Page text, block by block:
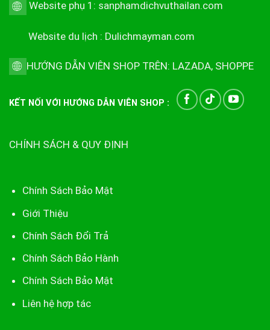
Website phụ 1: sanphamdichvuthailan.com
Website du lịch : Dulichmayman.com
HƯỚNG DẪN VIÊN SHOP TRÊN: LAZADA, SHOPPE
KẾT NỐI VỚI HƯỚNG DẪN VIÊN SHOP :
CHÍNH SÁCH & QUY ĐỊNH
Chính Sách Bảo Mật
Giới Thiệu
Chính Sách Đổi Trả
Chính Sách Bảo Hành
Chính Sách Bảo Mật
Liên hệ hợp tác